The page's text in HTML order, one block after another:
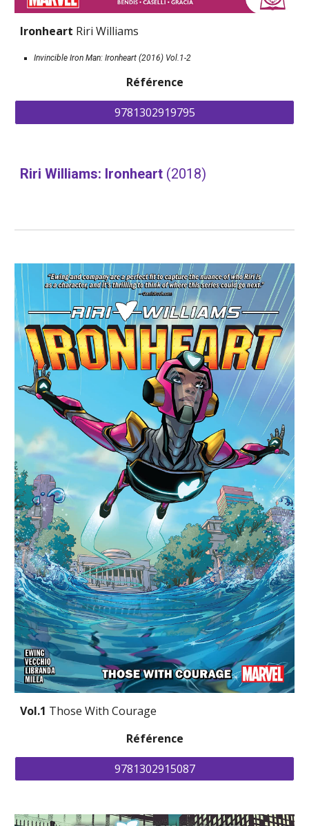
Ironheart Riri Williams
Invincible Iron Man: Ironheart (2016) Vol.1-2
Référence
9781302919795
Riri Williams: Ironheart (2018)
Vol.1 Those With Courage
Référence
9781302915087